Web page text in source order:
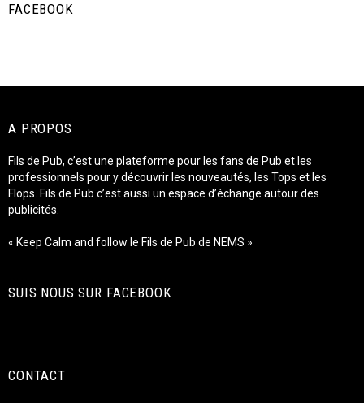
FACEBOOK
A PROPOS
Fils de Pub, c’est une plateforme pour les fans de Pub et les
professionnels pour y découvrir les nouveautés, les Tops et les
Flops. Fils de Pub c’est aussi un espace d’échange autour des
publicités.
« Keep Calm and follow le Fils de Pub de NEMS »
SUIS NOUS SUR FACEBOOK
CONTACT